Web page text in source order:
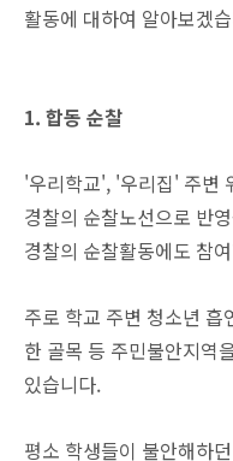
활동에 대하여 알아보겠
1. 합동 순찰
'우리학교', '우리집' 주변
경찰의 순찰노선으로 반
경찰의 순찰활동에도 참
주로 학교 주변 청소년
한 골목 등 주민불안지역
있습니다.
평소 학생들이 불안해하